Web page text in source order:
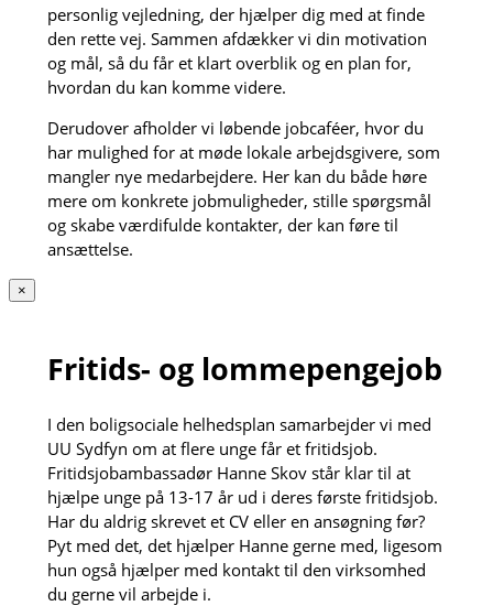
personlig vejledning, der hjælper dig med at finde
den rette vej. Sammen afdækker vi din motivation
og mål, så du får et klart overblik og en plan for,
hvordan du kan komme videre.
Derudover afholder vi løbende jobcaféer, hvor du
har mulighed for at møde lokale arbejdsgivere, som
mangler nye medarbejdere. Her kan du både høre
mere om konkrete jobmuligheder, stille spørgsmål
og skabe værdifulde kontakter, der kan føre til
ansættelse.
×
Fritids- og lommepengejob
I den boligsociale helhedsplan samarbejder vi med
UU Sydfyn om at flere unge får et fritidsjob.
Fritidsjobambassadør Hanne Skov står klar til at
hjælpe unge på 13-17 år ud i deres første fritidsjob.
Har du aldrig skrevet et CV eller en ansøgning før?
Pyt med det, det hjælper Hanne gerne med, ligesom
hun også hjælper med kontakt til den virksomhed
du gerne vil arbejde i.